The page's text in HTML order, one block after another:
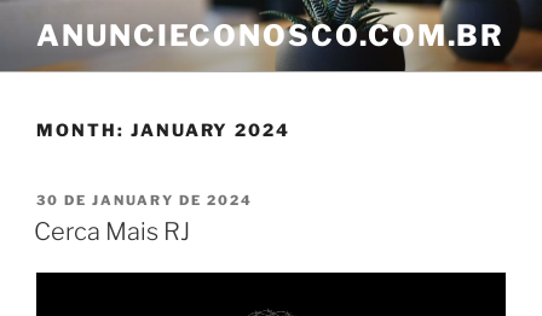
ANUNCIECONOSCO.COM.BR
MONTH: JANUARY 2024
30 DE JANUARY DE 2024
Cerca Mais RJ